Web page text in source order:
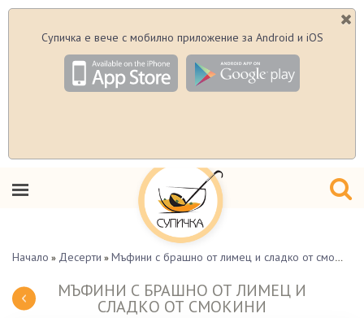
Супичка е вече с мобилно приложение за Android и iOS
Начало » Десерти » Мъфини с брашно от лимец и сладко от смокини
МЪФИНИ С БРАШНО ОТ ЛИМЕЦ И
СЛАДКО ОТ СМОКИНИ